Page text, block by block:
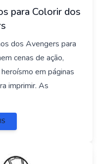
para Colorir dos
dos Avengers para
cenas de ação,
em páginas
imprimir. As